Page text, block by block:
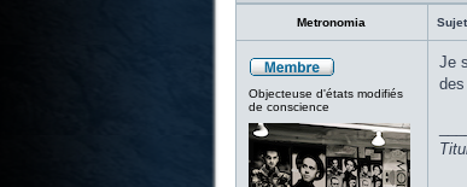
Metronomia
Objecteuse d'états modifiés
de conscience
Je